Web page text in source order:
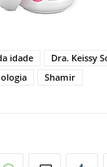
idade
Dra. Keissy
Shamir